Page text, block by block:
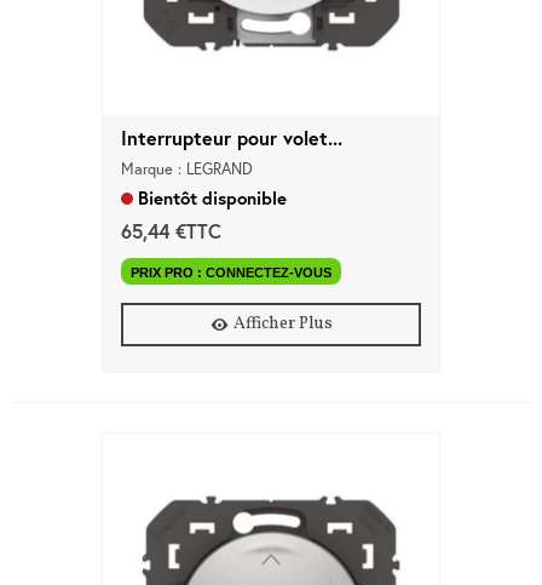
Interrupteur pour volet...
Marque : LEGRAND
Bientôt disponible
65,44 €TTC
PRIX PRO : CONNECTEZ-VOUS
Afficher Plus